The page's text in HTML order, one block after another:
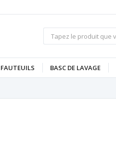
FAUTEUILS BASC DE LAVAGE